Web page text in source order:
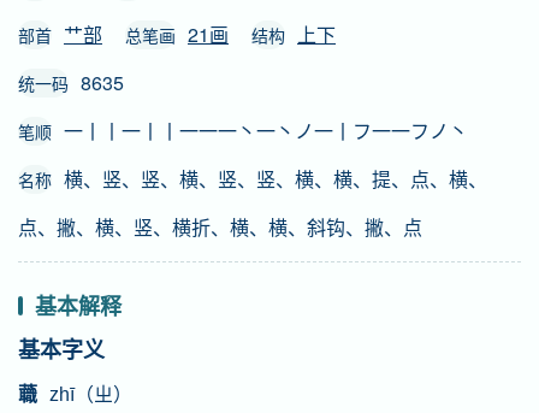
部首 艹部 总笔画 21画 结构 上下
统一码 8635
笔顺 一丨丨一丨丨一一一丶一丶ノ一丨フ一一フノ丶
名称 横、竖、竖、横、竖、竖、横、横、提、点、横、
点、撇、横、竖、横折、横、横、斜钩、撇、点
基本解释
基本字义
蘵 zhī（ㄓ）